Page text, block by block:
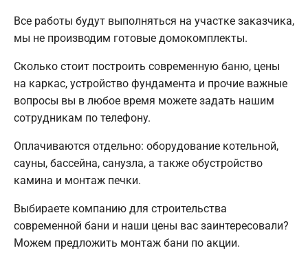
Все работы будут выполняться на участке заказчика,
мы не производим готовые домокомплекты.
Сколько стоит построить современную баню, цены
на каркас, устройство фундамента и прочие важные
вопросы вы в любое время можете задать нашим
сотрудникам по телефону.
Оплачиваются отдельно: оборудование котельной,
сауны, бассейна, санузла, а также обустройство
камина и монтаж печки.
Выбираете компанию для строительства
современной бани и наши цены вас заинтересовали?
Можем предложить монтаж бани по акции.